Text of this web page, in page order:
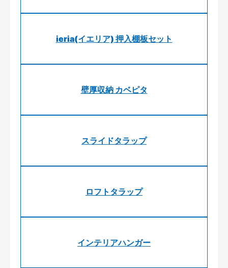
ieria(イエリア) 押入棚板セット
壁厚収納 カベピタ
スライドタラップ
ロフトタラップ
インテリアハンガー